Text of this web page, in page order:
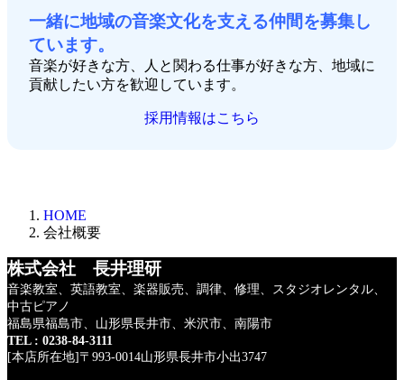
一緒に地域の音楽文化を支える仲間を募集し
ています。
音楽が好きな方、人と関わる仕事が好きな方、地域に
貢献したい方を歓迎しています。
採用情報はこちら
HOME
会社概要
株式会社 長井理研
音楽教室、英語教室、楽器販売、調律、修理、 スタジオレンタル、
中古ピアノ
福島県福島市、山形県長井市、米沢市、南陽市
TEL : 0238-84-3111
[本店所在地]〒993-0014山形県長井市小出3747